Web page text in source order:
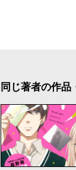
同じ著者の作品